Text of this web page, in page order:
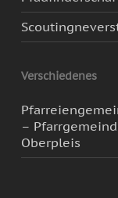
Verschiedenes
–
Oberpleis